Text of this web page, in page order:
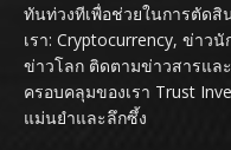
ทันท่วงทีเพื่อช่วยในการตัด
เรา: Cryptocurrency, ข่าว
ข่าวโลก ติดตามข่าวสารแล
ครอบคลุมของเรา Trust
แม่นยำและลึกซึ้ง